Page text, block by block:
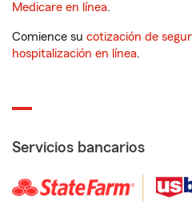
Medicare en línea.
Comience su cotización de
hospitalización en línea.
Servicios bancarios